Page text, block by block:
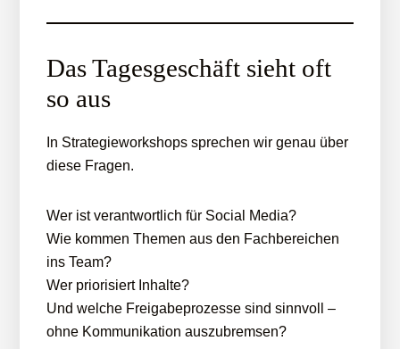
Das Tagesgeschäft sieht oft
so aus
In Strategieworkshops sprechen wir genau über
diese Fragen.
Wer ist verantwortlich für Social Media?
Wie kommen Themen aus den Fachbereichen
ins Team?
Wer priorisiert Inhalte?
Und welche Freigabeprozesse sind sinnvoll –
ohne Kommunikation auszubremsen?